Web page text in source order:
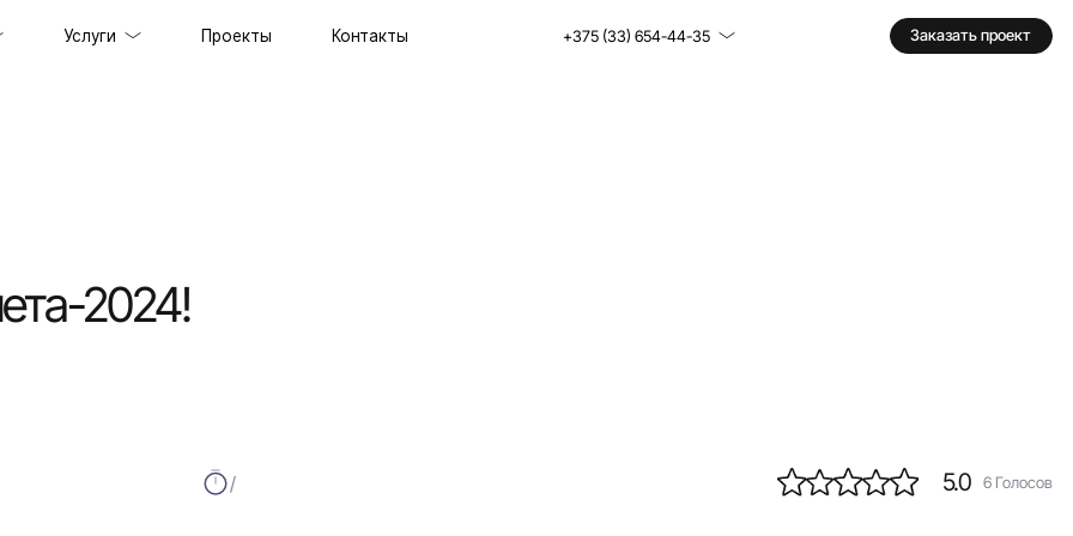
Услуги
решений
интеллекта
Проекты Контакты +375 (33) 654-44-35 Заказать проект
2024!
5.0 6 Голосов